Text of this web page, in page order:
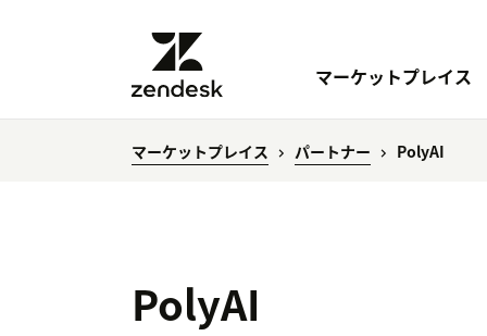
マーケットプレイス
マーケットプレイス パートナー PolyAI
PolyAI